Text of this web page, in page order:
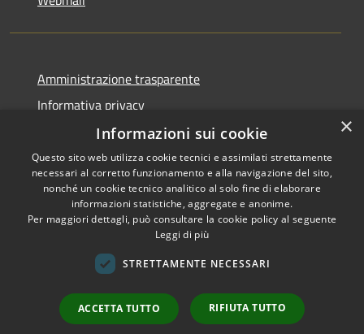
Amministrazione trasparente
Informativa privacy
Dichiarazione di accessibilità
Whistleblowing - segnalazione illeciti
Copyright © 2026 • Comune di
Municipium•
Accesso
redazione
×
Informazioni sui cookie
Questo sito web utilizza cookie tecnici e assimilati strettamente
necessari al corretto funzionamento e alla navigazione del sito,
nonché un cookie tecnico analitico al solo fine di elaborare
informazioni statistiche, aggregate e anonime.
Per maggiori dettagli, può consultare la cookie policy al seguente
Leggi di più
STRETTAMENTE NECESSARI
ACCETTA TUTTO RIFIUTA TUTTO